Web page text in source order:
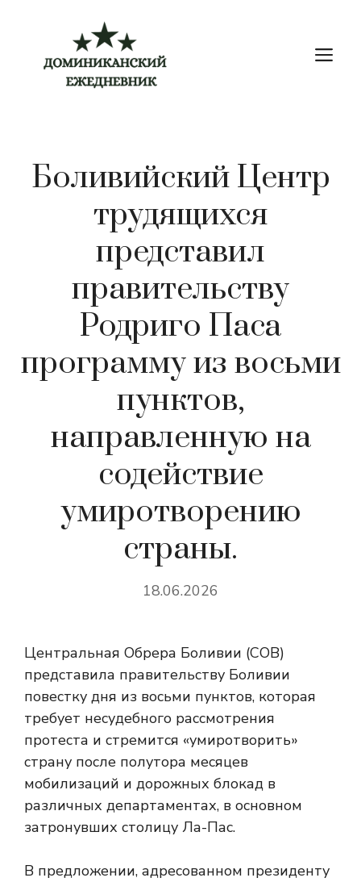
содержимому
Боливийский Центр
трудящихся
представил
правительству
Родриго Паса
программу из восьми
пунктов,
направленную на
содействие
умиротворению
страны.
18.06.2026
Центральная Обрера Боливии (COB)
представила правительству Боливии
повестку дня из восьми пунктов, которая
требует несудебного рассмотрения
протеста и стремится «умиротворить»
страну после полутора месяцев
мобилизаций и дорожных блокад в
различных департаментах, в основном
затронувших столицу Ла-Пас.
В предложении, адресованном президенту